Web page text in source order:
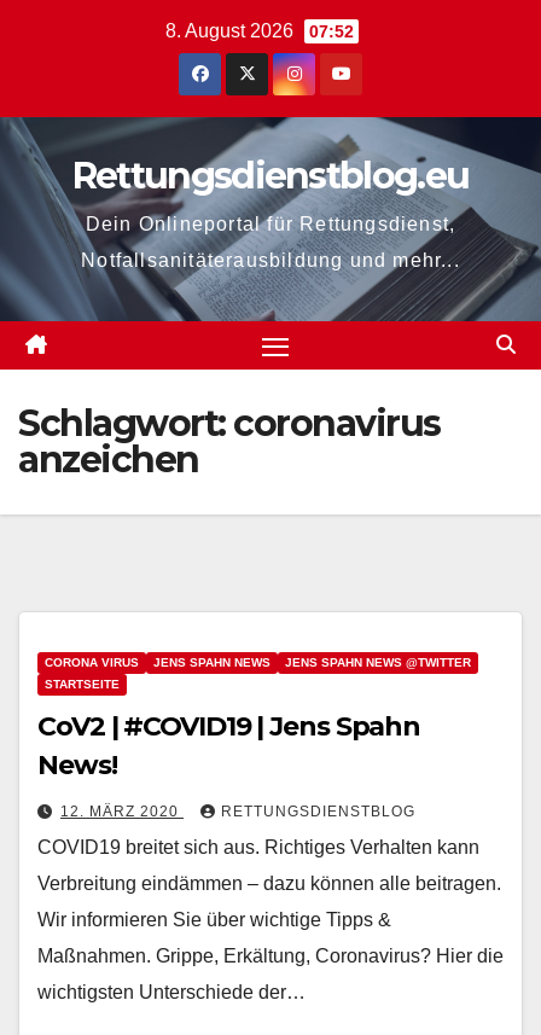
8. August 2026 07:52
Rettungsdienstblog.eu
Dein Onlineportal für Rettungsdienst,
Notfallsanitäterausbildung und mehr...
Schlagwort:coronavirus
anzeichen
CORONA VIRUS JENS SPAHN NEWS
JENS SPAHN NEWS @TWITTER
STARTSEITE
CoV2 | #COVID19 | Jens Spahn
News!
12. MÄRZ 2020 RETTUNGSDIENSTBLOG
COVID19 breitet sich aus. Richtiges Verhalten kann
Verbreitung eindämmen – dazu können alle beitragen.
Wir informieren Sie über wichtige Tipps &
Maßnahmen. Grippe, Erkältung, Coronavirus? Hier die
wichtigsten Unterschiede der…